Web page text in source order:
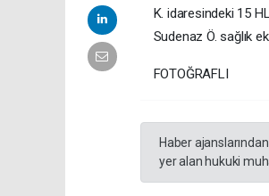
K. idaresindeki 15
Sudenaz Ö. sağlık
FOTOĞRAFLI
Haber
yer alan hukuki